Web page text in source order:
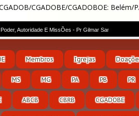
CGADOBE/CGADOBOE: Belém/
Membros Igrejas
MS MG PA PB PR
ABCB CBRB CGADOBE